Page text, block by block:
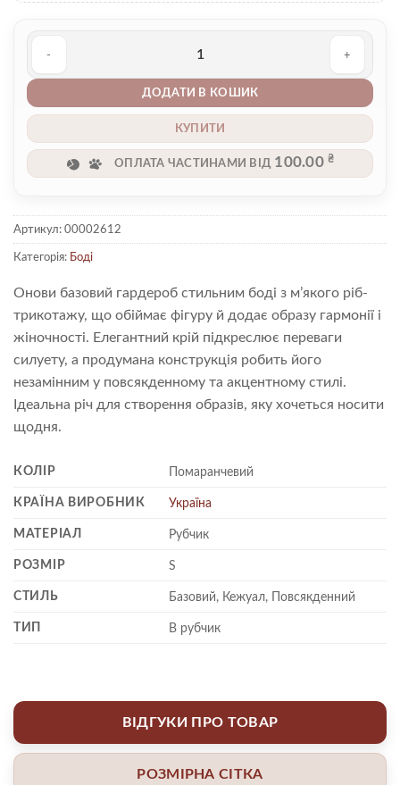
ДОДАТИ В КОШИК
КУПИТИ
ОПЛАТА ЧАСТИНАМИ ВІД 100.00₴
Артикул: 00002612
Категорія: Боді
Онови базовий гардероб стильним боді з м’якого ріб-
трикотажу, що обіймає фігуру й додає образу гармонії і
жіночності. Елегантний крій підкреслює переваги
силуету, а продумана конструкція робить його
незамінним у повсякденному та акцентному стилі.
Ідеальна річ для створення образів, яку хочеться носити
щодня.
КОЛІР Помаранчевий
КРАЇНА ВИРОБНИК Україна
МАТЕРІАЛ Рубчик
РОЗМІР S
СТИЛЬ Базовий, Кежуал, Повсякденний
ТИП В рубчик
ВІДГУКИ ПРО ТОВАР
РОЗМІРНА СІТКА